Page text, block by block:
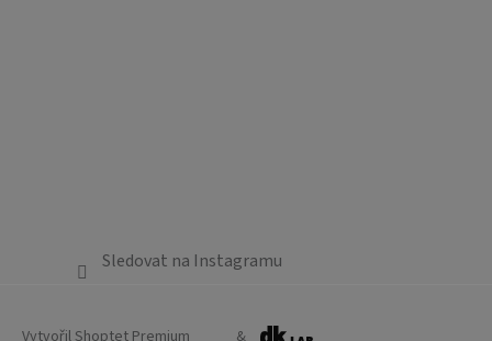
Sledovat na Instagramu
Vytvořil Shoptet Premium &